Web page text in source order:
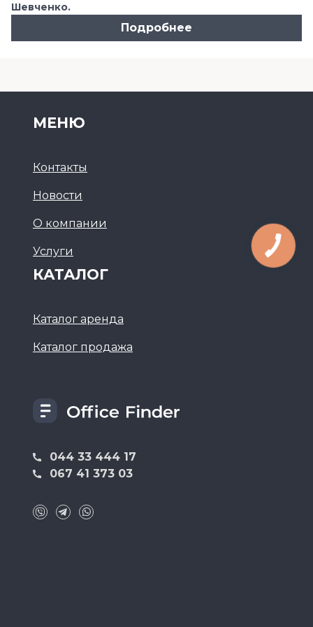
Шевченко.
Подробнее
044 33 444 17
067 41 373 03
МЕНЮ
Контакты
Новости
О компании
Услуги
КАТАЛОГ
Каталог аренда
Каталог продажа